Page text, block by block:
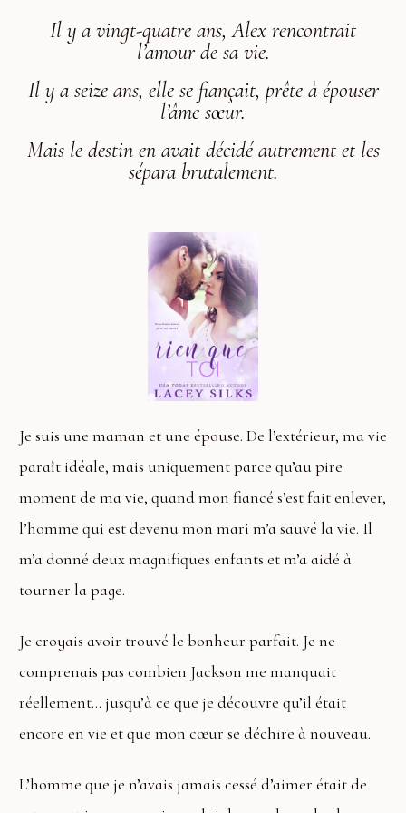
Il y a vingt-quatre ans, Alex rencontrait
l’amour de sa vie.
Il y a seize ans, elle se fiançait, prête à épouser
l’âme sœur.
Mais le destin en avait décidé autrement et les
sépara brutalement.
Je suis une maman et une épouse. De l’extérieur, ma vie
paraît idéale, mais uniquement parce qu’au pire
moment de ma vie, quand mon fiancé s’est fait enlever,
l’homme qui est devenu mon mari m’a sauvé la vie. Il
m’a donné deux magnifiques enfants et m’a aidé à
tourner la page.
Je croyais avoir trouvé le bonheur parfait. Je ne
comprenais pas combien Jackson me manquait
réellement… jusqu’à ce que je découvre qu’il était
encore en vie et que mon cœur se déchire à nouveau.
L’homme que je n’avais jamais cessé d’aimer était de